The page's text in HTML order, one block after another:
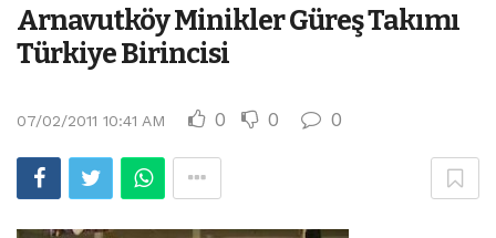
Arnavutköy Minikler Güreş Takımı
Türkiye Birincisi
07/02/2011 10:41 AM 0 0 0